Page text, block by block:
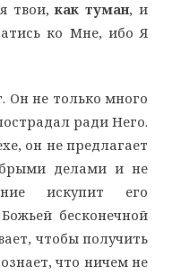
твои,как туман, и
ко Мне, ибо Я
Он не только много
ради Него.
он не предлагает
делами и не
искупит его
бесконечной
чтобы получить
что ничем не